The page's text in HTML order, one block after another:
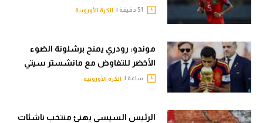
الكرة الأوروبية
موندو: رودري يمنح برشلونة الضوء
الأخضر للتفاوض مع مانشستر سيتي
ساعة | الكرة الأوروبية
الرئيس السيسي يهنئ منتخب ناشئات